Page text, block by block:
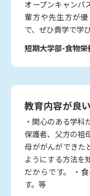
オープンキャンパ
輩方や先生方が
で、ぜひ貴学で学
短期大学部-食物栄
教育内容が良い
・関心のある学科
保護者、父方の祖
母ががんができた
ようにする方法を
だからです。 ・
す。等